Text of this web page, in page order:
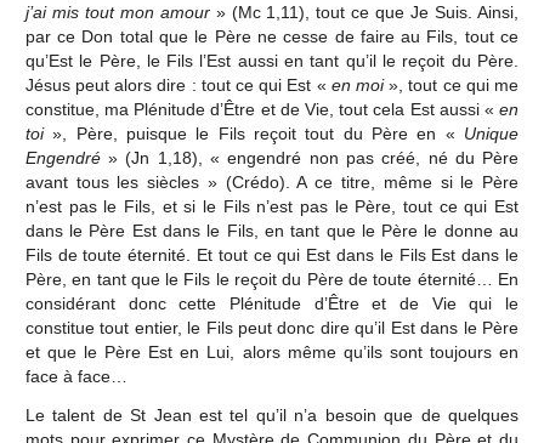
j’ai mis tout mon amour » (Mc 1,11), tout ce que Je Suis. Ainsi,
par ce Don total que le Père ne cesse de faire au Fils, tout ce
qu’Est le Père, le Fils l’Est aussi en tant qu’il le reçoit du Père.
Jésus peut alors dire : tout ce qui Est « en moi», tout ce qui me
constitue, ma Plénitude d’Être et de Vie, tout cela Est aussi «en
toi», Père, puisque le Fils reçoit tout du Père en « Unique
Engendré» (Jn 1,18), « engendré non pas créé, né du Père
avant tous les siècles » (Crédo). A ce titre, même si le Père
n’est pas le Fils, et si le Fils n’est pas le Père, tout ce qui Est
dans le Père Est dans le Fils, en tant que le Père le donne au
Fils de toute éternité. Et tout ce qui Est dans le Fils Est dans le
Père, en tant que le Fils le reçoit du Père de toute éternité… En
considérant donc cette Plénitude d’Être et de Vie qui le
constitue tout entier, le Fils peut donc dire qu’il Est dans le Père
et que le Père Est en Lui, alors même qu’ils sont toujours en
face à face…
Le talent de St Jean est tel qu’il n’a besoin que de quelques
mots pour exprimer ce Mystère de Communion du Père et du